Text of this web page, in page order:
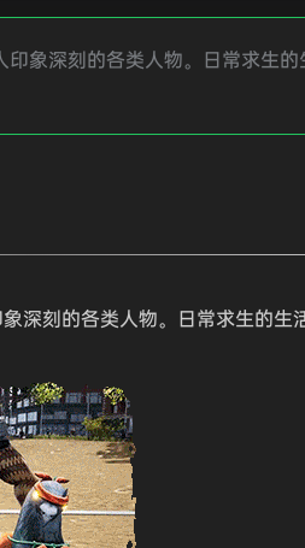
象深刻的各类人物。日常求生
深刻的各类人物。日常求生的